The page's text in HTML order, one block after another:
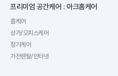
프리미엄 공간케어 : 아크홈케어
홈케어
상가/오피스케어
정기케어
가전렌탈/인터넷